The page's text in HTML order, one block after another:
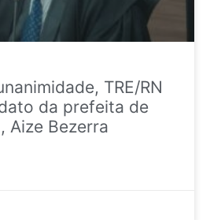
TRE/RN
da prefeita de
Aize Bezerra